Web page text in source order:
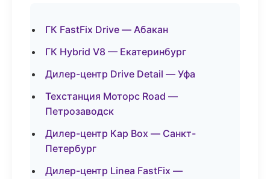
ГК FastFix Drive — Абакан
ГК Hybrid V8 — Екатеринбург
Дилер-центр Drive Detail — Уфа
Техстанция Моторс Road —
Петрозаводск
Дилер-центр Кар Box — Санкт-
Петербург
Дилер-центр Linea FastFix —